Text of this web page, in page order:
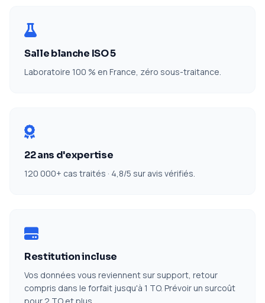
Salle blanche ISO 5
Laboratoire 100 % en France, zéro sous-traitance.
22 ans d'expertise
120 000+ cas traités · 4,8/5 sur avis vérifiés.
Restitution incluse
Vos données vous reviennent sur support, retour
compris dans le forfait jusqu'à 1 TO. Prévoir un surcoût